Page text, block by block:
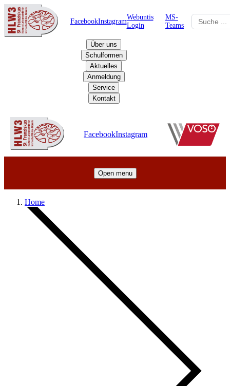
FacebookInstagram
Webuntis
Login
MS-
Teams
Über uns
Schulformen
Aktuelles
Anmeldung
Service
Kontakt
FacebookInstagram
Open menu
Home